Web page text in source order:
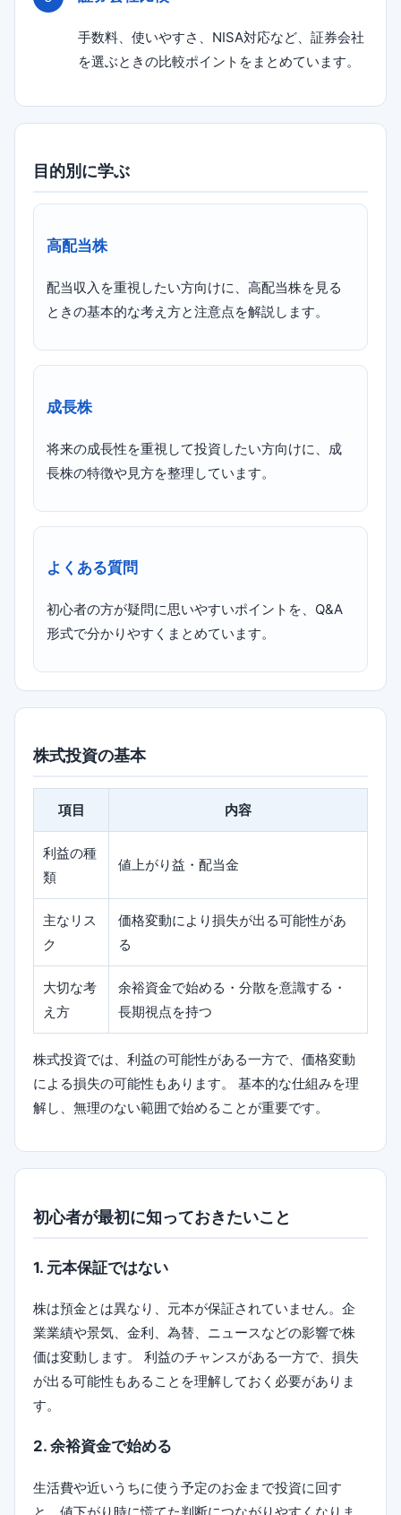
手数料、使いやすさ、NISA対応など、証券会社
を選ぶときの比較ポイントをまとめています。
目的別に学ぶ
高配当株
配当収入を重視したい方向けに、高配当株を見る
ときの基本的な考え方と注意点を解説します。
成長株
将来の成長性を重視して投資したい方向けに、成
長株の特徴や見方を整理しています。
よくある質問
初心者の方が疑問に思いやすいポイントを、Q&A
形式で分かりやすくまとめています。
株式投資の基本
項目 内容
利益の種
類
値上がり益・配当金
主なリス
ク
価格変動により損失が出る可能性があ
る
大切な考
え方
余裕資金で始める・分散を意識する・
長期視点を持つ
株式投資では、利益の可能性がある一方で、価格変動
による損失の可能性もあります。 基本的な仕組みを理
解し、無理のない範囲で始めることが重要です。
初心者が最初に知っておきたいこと
1. 元本保証ではない
株は預金とは異なり、元本が保証されていません。企
業業績や景気、金利、為替、ニュースなどの影響で株
価は変動します。 利益のチャンスがある一方で、損失
が出る可能性もあることを理解しておく必要がありま
す。
2. 余裕資金で始める
生活費や近いうちに使う予定のお金まで投資に回す